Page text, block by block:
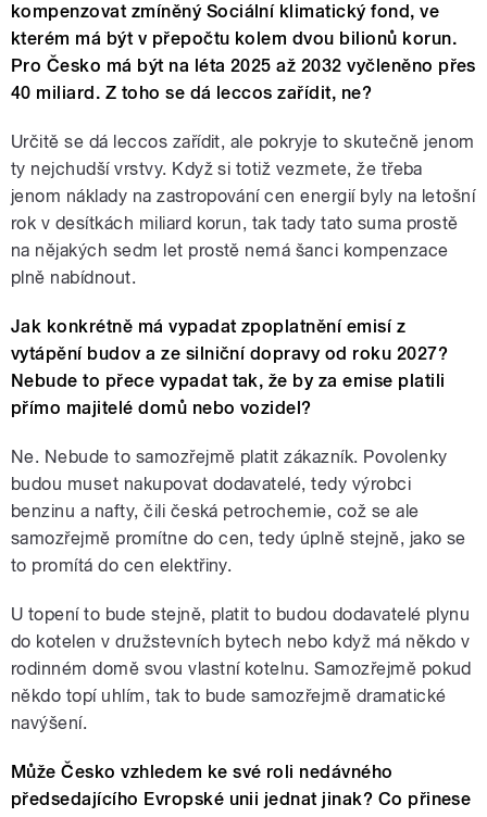
kompenzovat zmíněný Sociální klimatický fond, ve
kterém má být v přepočtu kolem dvou bilionů korun.
Pro Česko má být na léta 2025 až 2032 vyčleněno přes
40 miliard. Z toho se dá leccos zařídit, ne?
Určitě se dá leccos zařídit, ale pokryje to skutečně jenom
ty nejchudší vrstvy. Když si totiž vezmete, že třeba
jenom náklady na zastropování cen energií byly na letošní
rok v desítkách miliard korun, tak tady tato suma prostě
na nějakých sedm let prostě nemá šanci kompenzace
plně nabídnout.
Jak konkrétně má vypadat zpoplatnění emisí z
vytápění budov a ze silniční dopravy od roku 2027?
Nebude to přece vypadat tak, že by za emise platili
přímo majitelé domů nebo vozidel?
Ne. Nebude to samozřejmě platit zákazník. Povolenky
budou muset nakupovat dodavatelé, tedy výrobci
benzinu a nafty, čili česká petrochemie, což se ale
samozřejmě promítne do cen, tedy úplně stejně, jako se
to promítá do cen elektřiny.
U topení to bude stejně, platit to budou dodavatelé plynu
do kotelen v družstevních bytech nebo když má někdo v
rodinném domě svou vlastní kotelnu. Samozřejmě pokud
někdo topí uhlím, tak to bude samozřejmě dramatické
navýšení.
Může Česko vzhledem ke své roli nedávného
předsedajícího Evropské unii jednat jinak? Co přinese